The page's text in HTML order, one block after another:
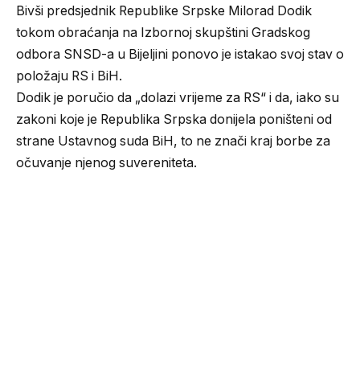
Bivši predsjednik Republike Srpske Milorad Dodik
tokom obraćanja na Izbornoj skupštini Gradskog
odbora SNSD-a u Bijeljini ponovo je istakao svoj stav o
položaju RS i BiH.
Dodik je poručio da „dolazi vrijeme za RS“ i da, iako su
zakoni koje je Republika Srpska donijela poništeni od
strane Ustavnog suda BiH, to ne znači kraj borbe za
očuvanje njenog suvereniteta.